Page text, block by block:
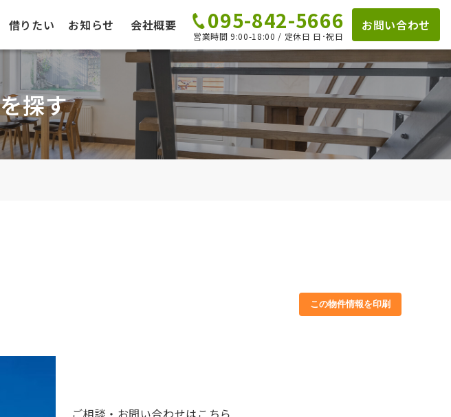
借りたい お知らせ 会社概要 095-842-5666
営業時間 9:00-18:00 / 定休日 日･祝日
お問い合わせ
探す
この物件情報を印刷
ご相談・お問い合わせはこちら